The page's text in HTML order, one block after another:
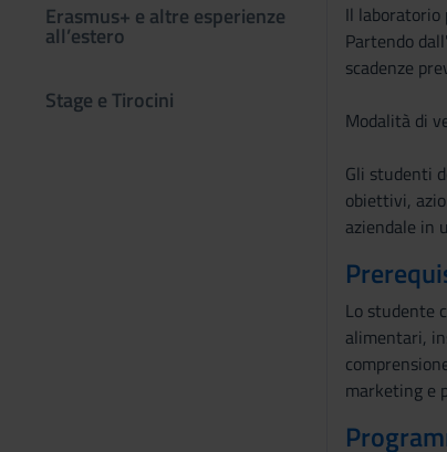
Erasmus+ e altre esperienze
all’estero
Stage e Tirocini
Il laboratorio
Partendo
scadenze
Modalità di
Gli studenti
obiettivi,
aziendale in
Lo studente
alimentari,
marketing e